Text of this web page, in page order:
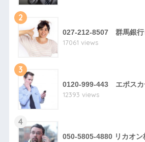
2
027-212-8507 群馬銀行
17061 views
3
0120-999-443 エポスカ
12393 views
4
050-5805-4880 リカオン